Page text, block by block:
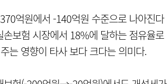
억원에서 -140억원 수준으로 나아진다
보험 시장에서 18%에 달하는 점유율로
는 영향이 타사 보다 크다는 의미다.